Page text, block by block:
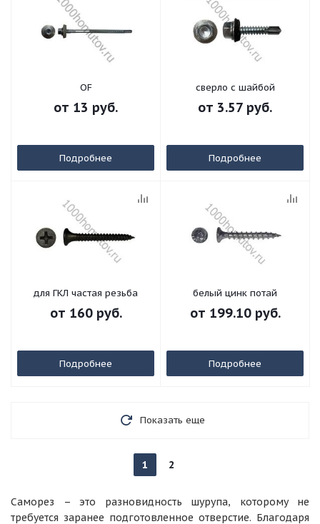
OF
от 13 руб.
Подробнее
сверло с шайбой
от 3.57 руб.
Подробнее
для ГКЛ частая резьба
от 160 руб.
Подробнее
белый цинк потай
от 199.10 руб.
Подробнее
Показать еще
1 2
Саморез – это разновидность шурупа, которому не
требуется заранее подготовленное отверстие. Благодаря